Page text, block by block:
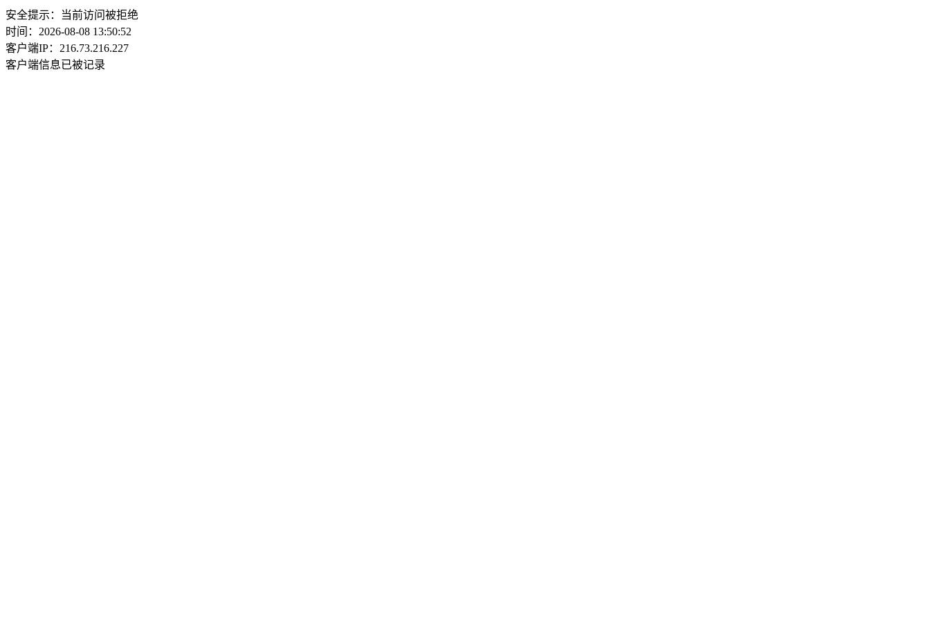
安全提示：当前访问被拒绝
时间：2026-08-08 13:50:52
客户端IP：216.73.216.227
客户端信息已被记录